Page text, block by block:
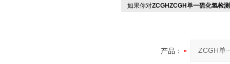
如果你对ZCGHZCGH单一硫化氢检
产品：